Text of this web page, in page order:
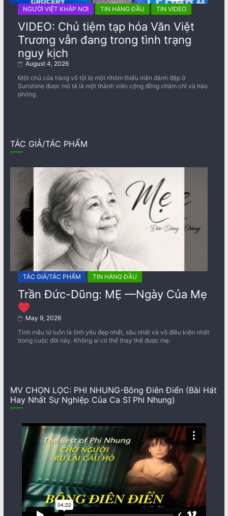
NGƯỜI VIỆT KHẮP NƠI TIN HÀNG ĐẦU TIN VIDEO
VIDEO: Chủ tiệm tạp hóa Văn Việt
Trương vẫn đang trong tình trạng
nguy kịch
August 4, 2026
Một chủ cửa hàng vô tội bị một nhóm thiếu niên đánh đập ở
Sunshine được mô tả là một thành viên cộng đồng chăm chỉ và hào
phóng.
TÁC GIẢ/TÁC PHẨM
TÁC GIẢ/TÁC PHẨM TIN HÀNG ĐẦU
Trần Đức-Dũng: MẸ —Ngày Của Mẹ
May 9, 2026
Tình mẫu tử luôn là tình yêu đẹp nhất, sâu nhất và vô điều kiện nhất
trong cuộc đời này. Không ai có thể thay thế được mẹ.
MV CHỌN LỌC: PHI NHUNG-Bông Điên Điển (Bài Hát
Hay Nhất Sự Nghiệp Của Ca Sĩ Phi Nhung)